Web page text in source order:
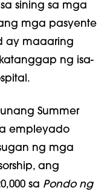
sining sa mga
mga pasyente
ay maaaring
ng isa-
Summer
empleyado
ng mga
ang
sa Pondo ng